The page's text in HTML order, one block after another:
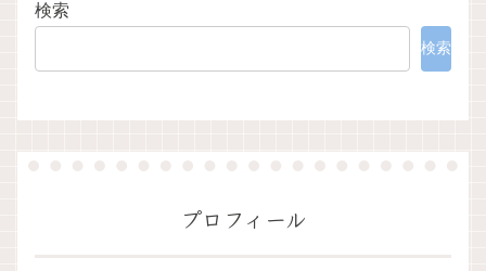
検索
検索
プロフィール